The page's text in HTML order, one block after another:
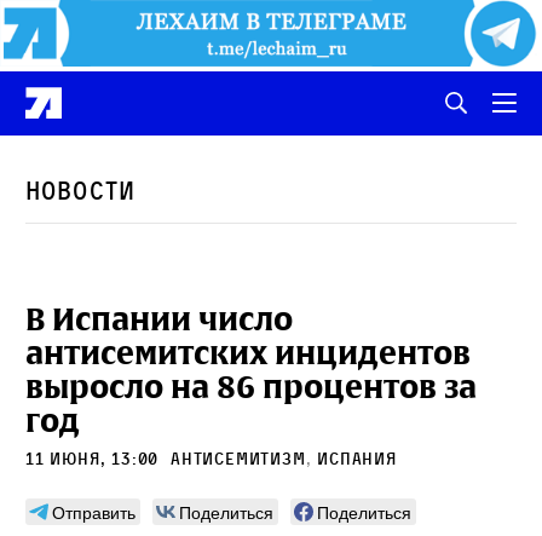
Новости
В Испании число
антисемитских инцидентов
выросло на 86 процентов за
год
11 июня, 13:00 антисемитизм, Испания
Отправить Поделиться
Поделиться